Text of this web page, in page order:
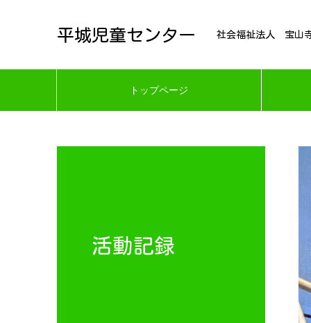
平城児童センター 社会福祉法人 宝山
トップページ
活動記録